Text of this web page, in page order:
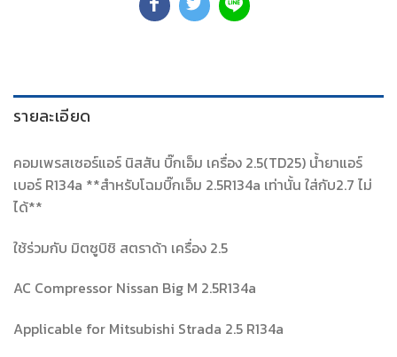
รายละเอียด
คอมเพรสเซอร์แอร์ นิสสัน บิ๊กเอ็ม เครื่อง 2.5(TD25) น้ำยาแอร์
เบอร์ R134a **สำหรับโฉมบิ๊กเอ็ม 2.5R134a เท่านั้น ใส่กับ2.7 ไม่
ได้**
ใช้ร่วมกับ มิตซูบิชิ สตราด้า เครื่อง 2.5
AC Compressor Nissan Big M 2.5R134a
Applicable for Mitsubishi Strada 2.5 R134a